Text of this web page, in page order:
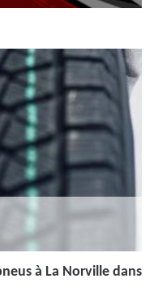
à La Norville dans